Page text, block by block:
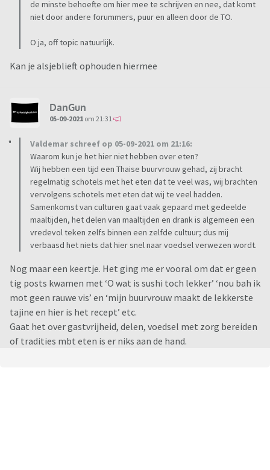
de minste behoefte om hier mee te schrijven en nee, dat komt
niet door andere forummers, puur en alleen door de TO.
O ja, off topic natuurlijk.
Kan je alsjeblieft ophouden hiermee
DanGun
05-09-2021 om 21:31
Valdemar schreef op 05-09-2021 om 21:16:
Waarom kun je het hier niet hebben over eten?
Wij hebben een tijd een Thaise buurvrouw gehad, zij bracht
regelmatig schotels met het eten dat te veel was, wij brachten
vervolgens schotels met eten dat wij te veel hadden.
Samenkomst van culturen gaat vaak gepaard met gedeelde
maaltijden, het delen van maaltijden en drank is algemeen een
vredevol teken zelfs binnen een zelfde cultuur; dus mij
verbaasd het niets dat hier snel naar voedsel verwezen wordt.
Nog maar een keertje. Het ging me er vooral om dat er geen
tig posts kwamen met ‘O wat is sushi toch lekker’ ‘nou bah ik
mot geen rauwe vis’ en ‘mijn buurvrouw maakt de lekkerste
tajine en hier is het recept’ etc.
Gaat het over gastvrijheid, delen, voedsel met zorg bereiden
of tradities mbt eten is er niks aan de hand.